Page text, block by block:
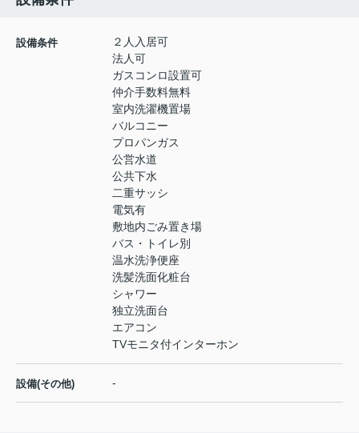
設備条件
２人入居可
法人可
ガスコンロ設置可
仲介手数料無料
室内洗濯機置場
バルコニー
プロパンガス
公営水道
公共下水
二重サッシ
電気有
敷地内ごみ置き場
バス・トイレ別
温水洗浄便座
洗髪洗面化粧台
シャワー
独立洗面台
エアコン
TVモニタ付インターホン
設備(その他) -